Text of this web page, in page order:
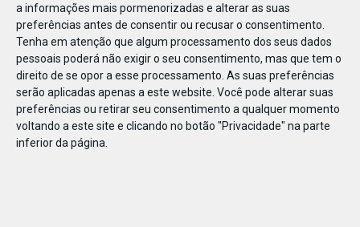
a informações mais pormenorizadas e alterar as suas
preferências antes de consentir ou recusar o consentimento.
Tenha em atenção que algum processamento dos seus dados
pessoais poderá não exigir o seu consentimento, mas que tem o
direito de se opor a esse processamento. As suas preferências
serão aplicadas apenas a este website. Você pode alterar suas
preferências ou retirar seu consentimento a qualquer momento
voltando a este site e clicando no botão "Privacidade" na parte
inferior da página.
81097310075815